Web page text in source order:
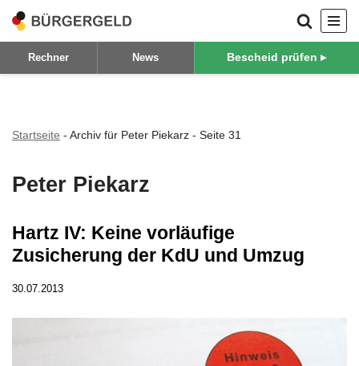
Zum
Inhalt
Rechner News Bescheid prüfen ▸
Startseite - Archiv für Peter Piekarz - Seite 31
Peter Piekarz
Hartz IV: Keine vorläufige
Zusicherung der KdU und Umzug
30.07.2013